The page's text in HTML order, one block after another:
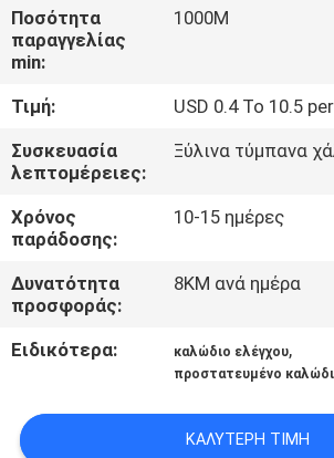
ΣΧΕΤΙΚΆ
ΕΜΆΣ
ΓΎΡΟΣ
ΕΡΓΟΣΤΑΣΊΩΝ
ΠΟΙΟΤΙΚΌΣ
ΈΛΕΓΧΟΣ
ΕΠΑΦΉ
Ποσότητα
παραγγελίας
min:
1000M
Τιμή:
USD 0.4 To 10.5
Συσκευασία
λεπτομέρειες:
Ξύλινα τύμπανα
Χρόνος
παράδοσης:
10-15 ημέρες
Δυνατότητα
προσφοράς:
8KM ανά ημέρα
Ειδικότερα: καλώδιο ελέγχου,
προστατευμένο
ΚΑΛΎΤΕΡΗ ΤΙΜΉ